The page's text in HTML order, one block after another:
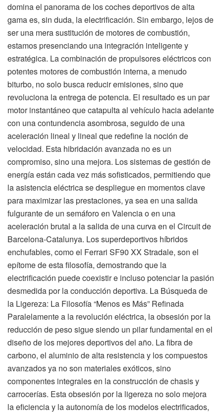
domina el panorama de los coches deportivos de alta
gama es, sin duda, la electrificación. Sin embargo, lejos de
ser una mera sustitución de motores de combustión,
estamos presenciando una integración inteligente y
estratégica. La combinación de propulsores eléctricos con
potentes motores de combustión interna, a menudo
biturbo, no solo busca reducir emisiones, sino que
revoluciona la entrega de potencia. El resultado es un par
motor instantáneo que catapulta al vehículo hacia adelante
con una contundencia asombrosa, seguido de una
aceleración lineal y lineal que redefine la noción de
velocidad. Esta hibridación avanzada no es un
compromiso, sino una mejora. Los sistemas de gestión de
energía están cada vez más sofisticados, permitiendo que
la asistencia eléctrica se despliegue en momentos clave
para maximizar las prestaciones, ya sea en una salida
fulgurante de un semáforo en Valencia o en una
aceleración brutal a la salida de una curva en el Circuit de
Barcelona-Catalunya. Los superdeportivos híbridos
enchufables, como el Ferrari SF90 XX Stradale, son el
epítome de esta filosofía, demostrando que la
electrificación puede coexistir e incluso potenciar la pasión
desmedida por la conducción deportiva. La Búsqueda de
la Ligereza: La Filosofía “Menos es Más” Refinada
Paralelamente a la revolución eléctrica, la obsesión por la
reducción de peso sigue siendo un pilar fundamental en el
diseño de los mejores deportivos del año. La fibra de
carbono, el aluminio de alta resistencia y los compuestos
avanzados ya no son materiales exóticos, sino
componentes integrales en la construcción de chasis y
carrocerías. Esta obsesión por la ligereza no solo mejora
la eficiencia y la autonomía de los modelos electrificados,